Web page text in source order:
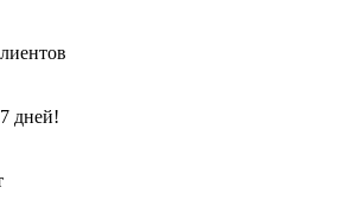
7 дней!